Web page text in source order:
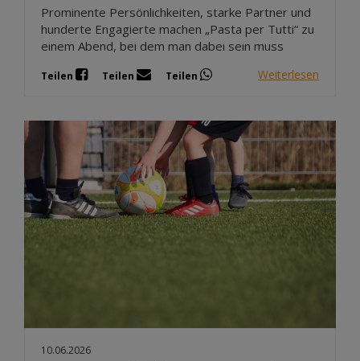
Prominente Persönlichkeiten, starke Partner und
hunderte Engagierte machen „Pasta per Tutti“ zu
einem Abend, bei dem man dabei sein muss
Teilen Teilen Teilen Weiterlesen
10.06.2026